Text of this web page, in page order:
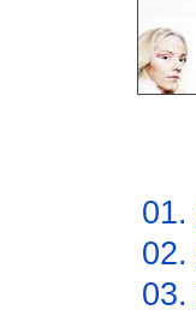
01.
02.
03.